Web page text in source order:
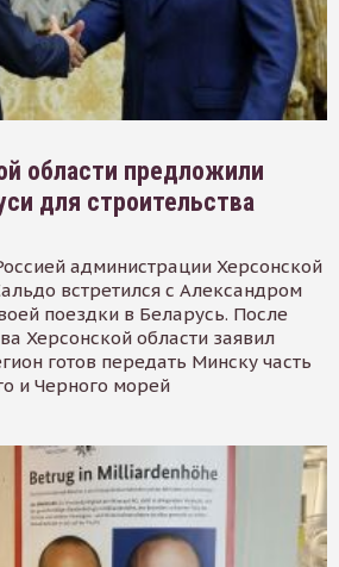
области предложили
для строительства
администрации Херсонской
встретился с Александром
поездки в Беларусь. После
Херсонской области заявил
готов передать Минску часть
и Черного морей